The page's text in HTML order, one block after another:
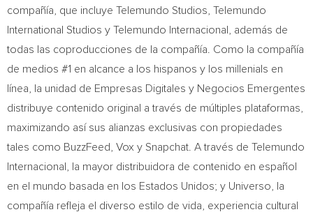
compañía, que incluye Telemundo Studios, Telemundo
International Studios y Telemundo Internacional, además de
todas las coproducciones de la compañía. Como la compañía
de medios #1 en alcance a los hispanos y los millenials en
línea, la unidad de Empresas Digitales y Negocios Emergentes
distribuye contenido original a través de múltiples plataformas,
maximizando así sus alianzas exclusivas con propiedades
tales como BuzzFeed, Vox y Snapchat. A través de Telemundo
Internacional, la mayor distribuidora de contenido en español
en el mundo basada en los Estados Unidos; y Universo, la
compañía refleja el diverso estilo de vida, experiencia cultural